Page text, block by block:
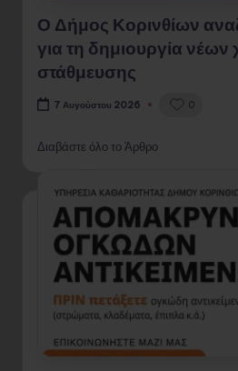
Ο Δήμος Κορινθίων
για τη δημιουργία
στάθμευσης
7 Αυγούστου 2026 0
Διαβάστε όλο το Άρθρο